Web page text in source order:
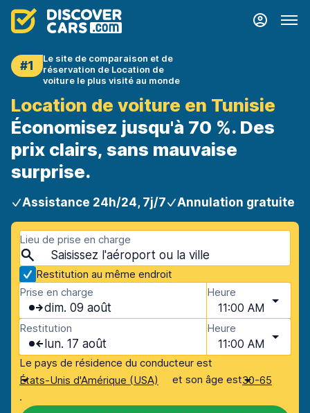
#1
Le site de comparaison et de
réservation de Location de
voiture le plus visité au monde
Location de voiture en Tunisie
Économisez jusqu'à 70 %. Des
prix clairs, sans mauvaise
surprise.
Assistance 24h/24, 7j/7 Annulation gratuite
Lieu de prise en charge
Restitution au même endroit
Prise en charge
dim. 09 août
Heure
11:00 AM
Restitution
lun. 17 août
Heure
11:00 AM
Le pays de résidence du conducteur est
États-Unis d'Amérique (USA)
et son âge est30-65
.